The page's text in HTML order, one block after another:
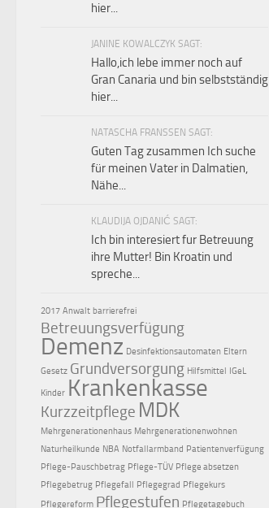
hier...
JANINE KOWALCZYK SAGT:
Hallo,ich lebe immer noch auf
Gran Canaria und bin selbstständig
hier...
NATASCHA FRANSSEN SAGT:
Guten Tag zusammen Ich suche
für meinen Vater in Dalmatien,
Nähe...
KLAUDIJA OJDANIĆ SAGT:
Ich bin interesiert fur Betreuung
ihre Mutter! Bin Kroatin und
spreche...
2017 Anwalt barrierefrei
Betreuungsverfügung
Demenz Desinfektionsautomaten Eltern
Gesetz Grundversorgung Hilfsmittel IGeL
Kinder Krankenkasse
Kurzzeitpflege MDK
Mehrgenerationenhaus Mehrgenerationenwohnen
Naturheilkunde NBA Notfallarmband Patientenverfügung
Pflege-Pauschbetrag Pflege-TÜV Pflege absetzen
Pflegebetrug Pflegefall Pflegegrad Pflegekurs
Pflegereform Pflegestufen Pflegetagebuch